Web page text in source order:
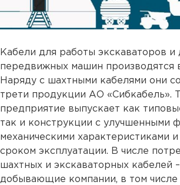
Кабели для работы экскаваторов и
передвижных машин производятся
Наряду с шахтными кабелями они
трети продукции АО «Сибкабель».
предприятие выпускает как
так и конструкции с улучшенными
механическими характеристиками
сроком эксплуатации. В числе
шахтных и экскаваторных кабелей
добывающие компании, в том числе